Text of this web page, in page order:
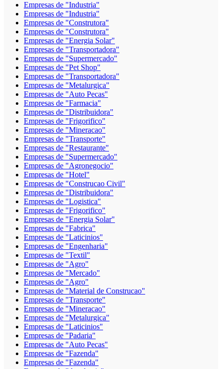
Empresas de "Industria"
Empresas de "Industria"
Empresas de "Construtora"
Empresas de "Construtora"
Empresas de "Energia Solar"
Empresas de "Transportadora"
Empresas de "Supermercado"
Empresas de "Pet Shop"
Empresas de "Transportadora"
Empresas de "Metalurgica"
Empresas de "Auto Pecas"
Empresas de "Farmacia"
Empresas de "Distribuidora"
Empresas de "Frigorifico"
Empresas de "Mineracao"
Empresas de "Transporte"
Empresas de "Restaurante"
Empresas de "Supermercado"
Empresas de "Agronegocio"
Empresas de "Hotel"
Empresas de "Construcao Civil"
Empresas de "Distribuidora"
Empresas de "Logistica"
Empresas de "Frigorifico"
Empresas de "Energia Solar"
Empresas de "Fabrica"
Empresas de "Laticinios"
Empresas de "Engenharia"
Empresas de "Textil"
Empresas de "Agro"
Empresas de "Mercado"
Empresas de "Agro"
Empresas de "Material de Construcao"
Empresas de "Transporte"
Empresas de "Mineracao"
Empresas de "Metalurgica"
Empresas de "Laticinios"
Empresas de "Padaria"
Empresas de "Auto Pecas"
Empresas de "Fazenda"
Empresas de "Fazenda"